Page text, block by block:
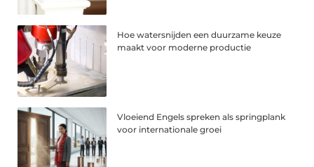
Hoe watersnijden een duurzame keuze
maakt voor moderne productie
Vloeiend Engels spreken als springplank
voor internationale groei